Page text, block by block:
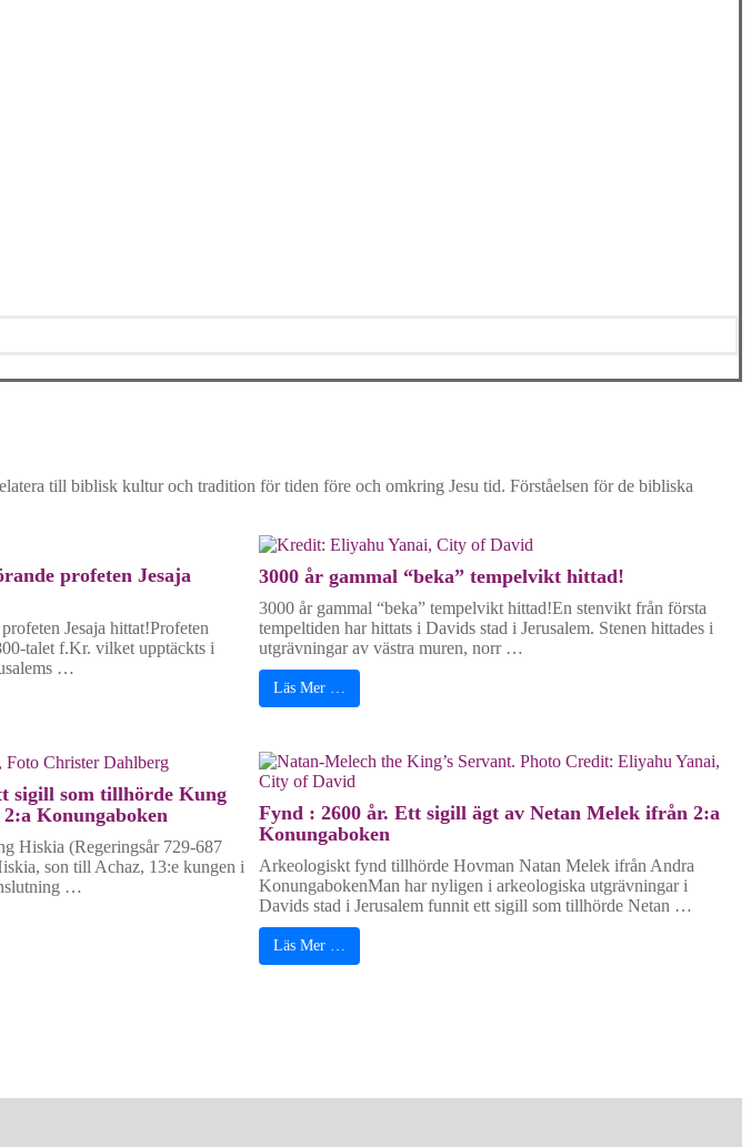
till biblisk kultur och tradition för tiden före och omkring Jesu tid. Förståelsen för de bibliska
profeten Jesaja
Jesaja hittat!Profeten
talet f.Kr. vilket upptäckts i
…
3000 år gammal “beka” tempelvikt hittad!
3000 år gammal “beka” tempelvikt hittad!En stenvikt från första
tempeltiden har hittats i Davids stad i Jerusalem. Stenen hittades i
utgrävningar av västra muren, norr …
Läs Mer …
sigill som tillhörde Kung
Konungaboken
Hiskia (Regeringsår 729-687
son till Achaz, 13:e kungen i
…
Fynd : 2600 år. Ett sigill ägt av Netan Melek ifrån 2:a
Konungaboken
Arkeologiskt fynd tillhörde Hovman Natan Melek ifrån Andra
KonungabokenMan har nyligen i arkeologiska utgrävningar i
Davids stad i Jerusalem funnit ett sigill som tillhörde Netan …
Läs Mer …